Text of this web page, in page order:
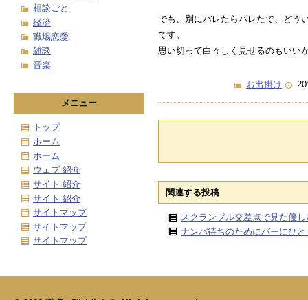
でも、別にバレたらバレたで、どう
です。
思い切って白々しく見せるのもいい
お出掛け
関連する投稿
スクランブル交差点で見た優
ナンパ待ちのためにバーにひと
相談ごと
経済
職場恋愛
雑談
音楽
メニュー
トップ
ホーム
ホーム
ウェブ 紹介
サイト 紹介
サイト 紹介
サイトマップ
サイトマップ
サイトマップ